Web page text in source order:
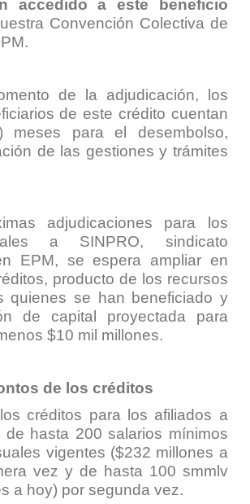
accedido a este beneficio
Convención Colectiva de
.
de la adjudicación, los
de este crédito cuentan
meses para el desembolso,
de las gestiones y trámites
adjudicaciones para los
a SINPRO, sindicato
EPM, se espera ampliar en
producto de los recursos
quienes se han beneficiado y
de capital proyectada para
$10 mil millones.
de los créditos
créditos para los afiliados a
de hasta 200 salarios mínimos
vigentes ($232 millones a
vez y de hasta 100 smmlv
a hoy) por segunda vez.